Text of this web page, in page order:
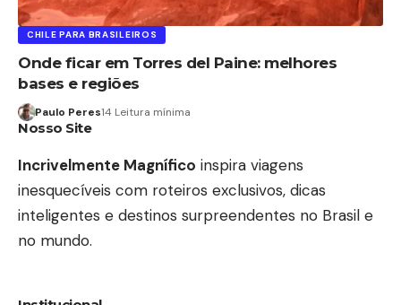
CHILE PARA BRASILEIROS
Onde ficar em Torres del Paine: melhores
bases e regiões
Paulo Peres14 Leitura mínima
Nosso Site
Incrivelmente Magnífico inspira viagens
inesquecíveis com roteiros exclusivos, dicas
inteligentes e destinos surpreendentes no Brasil e
no mundo.